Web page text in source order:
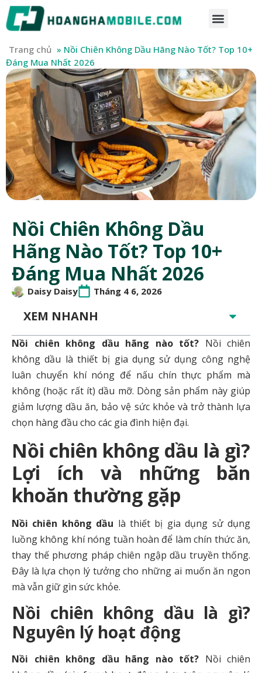
Trang chủ » Nồi Chiên Không Dầu Hãng Nào Tốt? Top 10+
Đáng Mua Nhất 2026
Nồi Chiên Không Dầu
Hãng Nào Tốt? Top 10+
Đáng Mua Nhất 2026
Daisy Daisy Tháng 4 6, 2026
XEM NHANH
Nồi chiên không dầu hãng nào tốt? Nồi chiên
không dầu là thiết bị gia dụng sử dụng công nghệ
luân chuyển khí nóng để nấu chín thực phẩm mà
không (hoặc rất ít) dầu mỡ. Dòng sản phẩm này giúp
giảm lượng dầu ăn, bảo vệ sức khỏe và trở thành lựa
chọn hàng đầu cho các gia đình hiện đại.
Nồi chiên không dầu là gì?
Lợi ích và những băn
khoăn thường gặp
Nồi chiên không dầu là thiết bị gia dụng sử dụng
luồng không khí nóng tuần hoàn để làm chín thức ăn,
thay thế phương pháp chiên ngập dầu truyền thống.
Đây là lựa chọn lý tưởng cho những ai muốn ăn ngon
mà vẫn giữ gìn sức khỏe.
Nồi chiên không dầu là gì?
Nguyên lý hoạt động
Nồi chiên không dầu hãng nào tốt? Nồi chiên